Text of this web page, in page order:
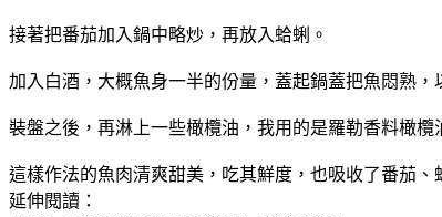
接著把番茄加入鍋中略炒，再放入蛤蜊。
加入白酒，大概魚身一半的份量，蓋起鍋蓋把魚悶熟
裝盤之後，再淋上一些橄欖油，我用的是羅勒香料橄欖
這樣作法的魚肉清爽甜美，吃其鮮度，也吸收了番茄
延伸閱讀：